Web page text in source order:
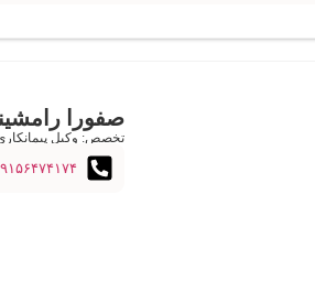
صفورا
تخصص: وکیل